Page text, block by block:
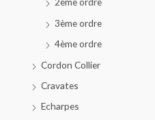
3ème ordre
4ème ordre
Cordon Collier
Cravates
Echarpes